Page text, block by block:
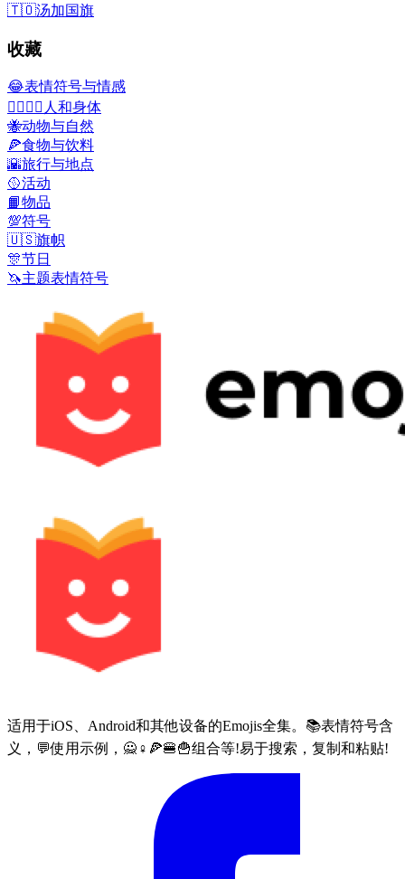
🇹🇴汤加国旗
收藏
😂表情符号与情感
👩‍❤️‍💋‍👨 人和身体
🐝动物与自然
🍕食物与饮料
🌇旅行与地点
🥎活动
📙物品
💯符号
🇺🇸旗帜
🎊节日
🦄主题表情符号
适用于iOS、Android和其他设备的Emojis全集。📚表情符号含
义，💬使用示例，🙅♀🍕🍔🍟组合等!易于搜索，复制和粘贴!